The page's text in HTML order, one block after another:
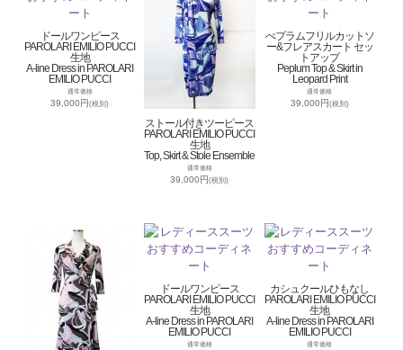
ドールワンピース
PAROLARI EMILIO PUCCI
生地
A-line Dress in PAROLARI
EMILIO PUCCI
通常価格
39,000円(税別)
ストール付きツーピース
PAROLARI EMILIO PUCCI
生地
Top, Skirt & Stole Ensemble
通常価格
39,000円(税別)
ぺプラムフリルカットソ
ー&フレアスカート セッ
トアップ
Peplum Top & Skirt in
Leopard Print
通常価格
39,000円 (税別)
ドールワンピース
PAROLARI EMILIO PUCCI
生地
A-line Dress in PAROLARI
EMILIO PUCCI
通常価格
カシュクールひもなし
PAROLARI EMILIO PUCCI
生地
A-line Dress in PAROLARI
EMILIO PUCCI
通常価格